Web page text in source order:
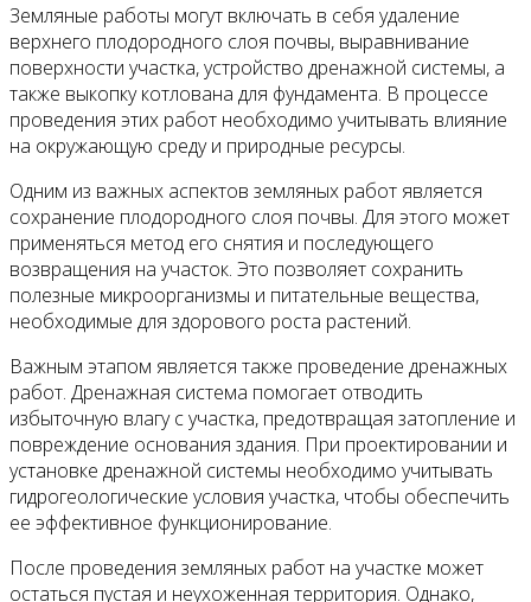
Земляные работы могут включать в себя удаление
верхнего плодородного слоя почвы, выравнивание
поверхности участка, устройство дренажной системы, а
также выкопку котлована для фундамента. В процессе
проведения этих работ необходимо учитывать влияние
на окружающую среду и природные ресурсы.
Одним из важных аспектов земляных работ является
сохранение плодородного слоя почвы. Для этого может
применяться метод его снятия и последующего
возвращения на участок. Это позволяет сохранить
полезные микроорганизмы и питательные вещества,
необходимые для здорового роста растений.
Важным этапом является также проведение дренажных
работ. Дренажная система помогает отводить
избыточную влагу с участка, предотвращая затопление и
повреждение основания здания. При проектировании и
установке дренажной системы необходимо учитывать
гидрогеологические условия участка, чтобы обеспечить
ее эффективное функционирование.
После проведения земляных работ на участке может
остаться пустая и неухоженная территория. Однако,